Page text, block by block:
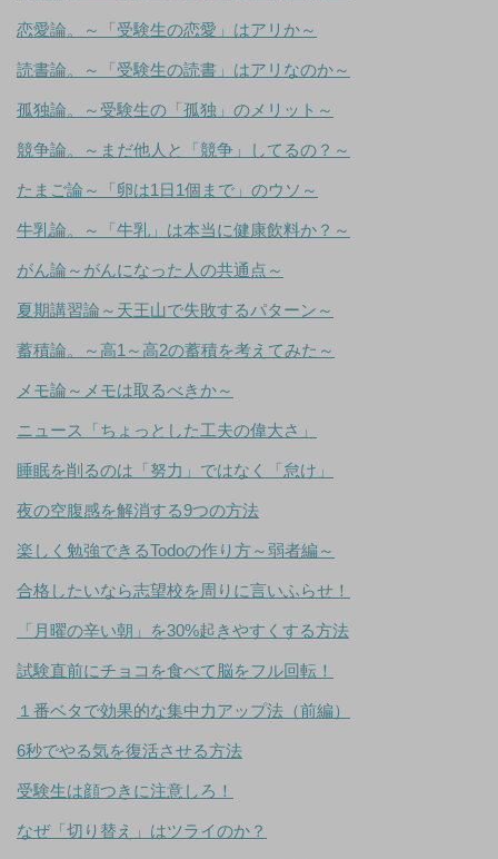
恋愛論。～「受験生の恋愛」はアリか～
読書論。～「受験生の読書」はアリなのか～
孤独論。～受験生の「孤独」のメリット～
競争論。～まだ他人と「競争」してるの？～
たまご論～「卵は1日1個まで」のウソ～
牛乳論。～「牛乳」は本当に健康飲料か？～
がん論～がんになった人の共通点～
夏期講習論～天王山で失敗するパターン～
蓄積論。～高1～高2の蓄積を考えてみた～
メモ論～メモは取るべきか～
ニュース「ちょっとした工夫の偉大さ」
睡眠を削るのは「努力」ではなく「怠け」
夜の空腹感を解消する9つの方法
楽しく勉強できるTodoの作り方～弱者編～
合格したいなら志望校を周りに言いふらせ！
「月曜の辛い朝」を30%起きやすくする方法
試験直前にチョコを食べて脳をフル回転！
１番ベタで効果的な集中力アップ法（前編）
6秒でやる気を復活させる方法
受験生は顔つきに注意しろ！
なぜ「切り替え」はツライのか？